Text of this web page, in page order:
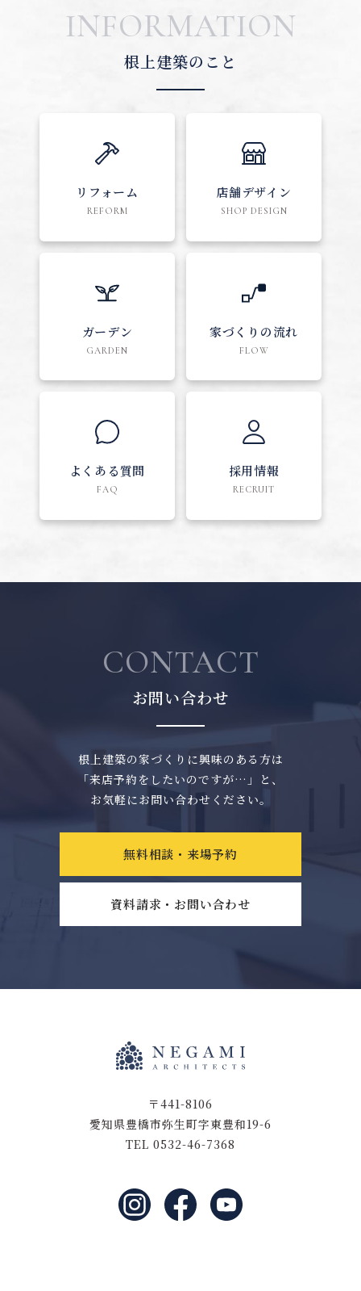
INFORMATION
根上建築のこと
リフォーム
REFORM
店舗デザイン
SHOP DESIGN
ガーデン
GARDEN
家づくりの流れ
FLOW
よくある質問
FAQ
採用情報
RECRUIT
CONTACT
お問い合わせ
根上建築の家づくりに興味のある方は
「来店予約をしたいのですが…」と、
お気軽にお問い合わせください。
無料相談・来場予約
資料請求・お問い合わせ
〒441-8106
愛知県豊橋市弥生町字東豊和19-6
TEL 0532-46-7368